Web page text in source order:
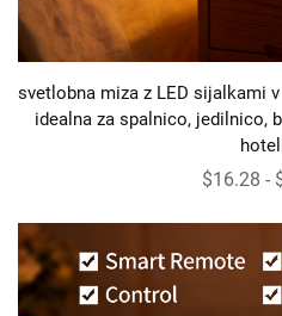
svetlobna miza z LED sijalkami
idealna za spalnico, jedilnico,
$16.28 -